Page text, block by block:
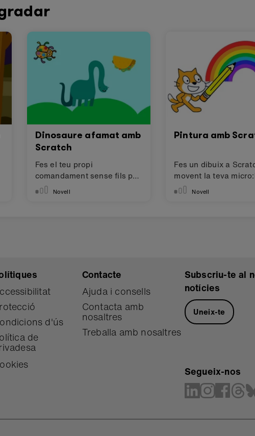
Dinosaure afamat amb
Scratch
Fes el teu propi
comandament sense fils per
a Scratch
Novell
Pintura amb
Fes un dibuix a
movent la teva
Novell
d'ús
de
Contacte
Ajuda i consells
Contacta amb
nosaltres
Treballa amb nosaltres
Subscriu-te al
notícies
Uneix-te
Segueix-nos